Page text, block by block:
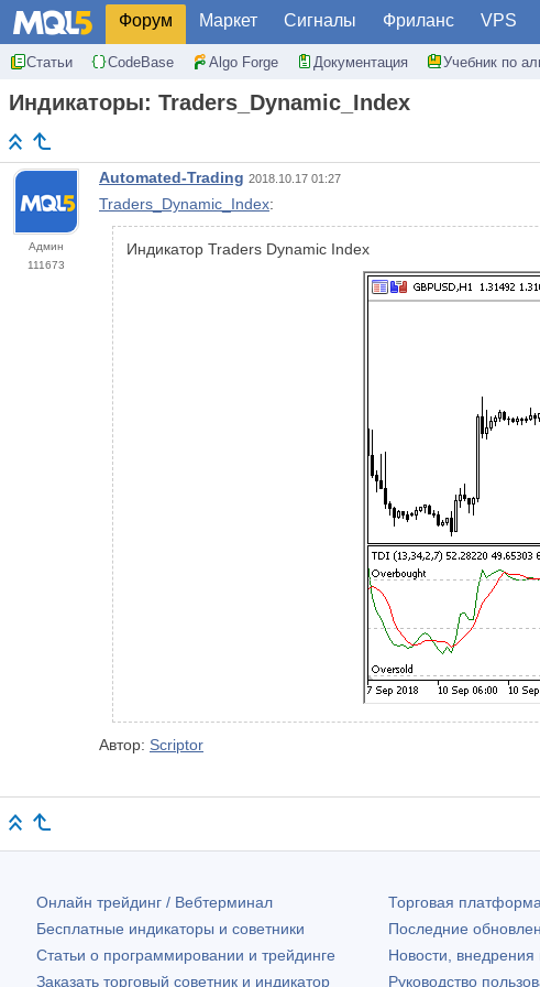
Форум Маркет Сигналы Фриланс VPS
Статьи CodeBase Algo Forge Документация Учебник по
Индикаторы: Traders_Dynamic_Index
Админ
111673
Automated-Trading 2018.10.17 01:27
Traders_Dynamic_Index:
Индикатор Traders Dynamic Index
Автор: Scriptor
Онлайн трейдинг / Вебтерминал
Бесплатные индикаторы и советники
Статьи о программировании и трейдинге
Заказать торговый советник и индикатор
Торговая платформа
Последние
Новости, внедрения
Руководство